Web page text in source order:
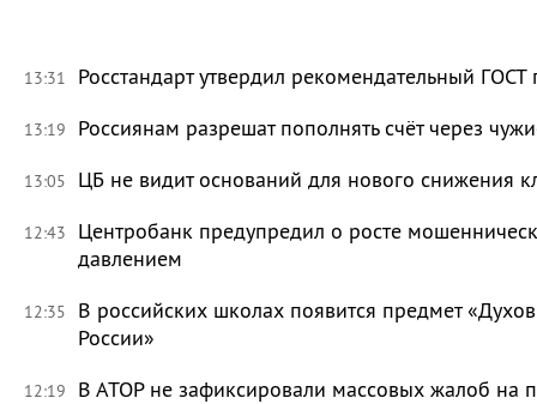
13:31 Росстандарт утвердил рекомендательный
13:19 Россиянам разрешат пополнять счёт через
13:05 ЦБ не видит оснований для нового снижения
12:43
Центробанк предупредил о росте
давлением
12:35
В российских школах появится предмет
России»
12:19 В АТОР не зафиксировали массовых жалоб на